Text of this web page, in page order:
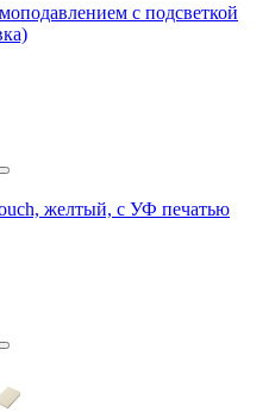
c подсветкой
желтый, с УФ печатью